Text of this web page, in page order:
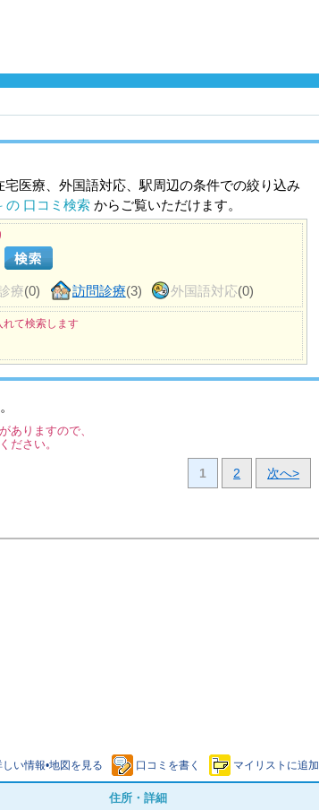
医療、外国語対応、駅周辺の条件での絞り込み
の 口コミ検索 からご覧いただけます。
療(0) 訪問診療(3) 外国語対応(0)
て検索します
ありますので、
ださい。
1 2 次へ>
しい情報•地図を見る 口コミを書く マイリストに追加
住所・詳細